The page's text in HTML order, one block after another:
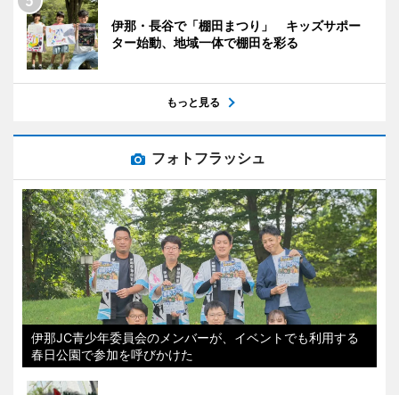
伊那・長谷で「棚田まつり」 キッズサポー
ター始動、地域一体で棚田を彩る
もっと見る
フォトフラッシュ
伊那JC青少年委員会のメンバーが、イベントでも利用する
春日公園で参加を呼びかけた